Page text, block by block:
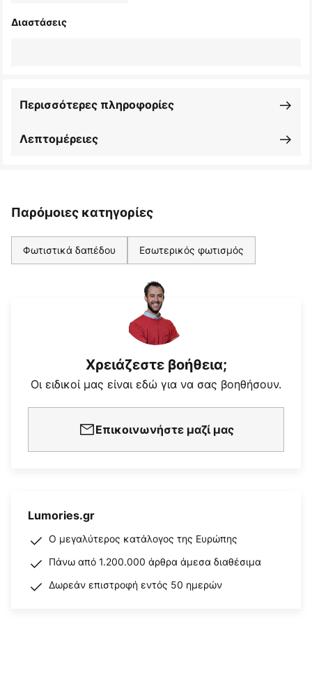
Διαστάσεις
Λεπτομέρειες
Περισσότερες πληροφορίες
Παρόμοιες κατηγορίες
Φωτιστικά δαπέδου Εσωτερικός φωτισμός
Χρειάζεστε βοήθεια;
Οι ειδικοί μας είναι εδώ για να σας βοηθήσουν.
Επικοινωνήστε μαζί μας
Lumories.gr
Ο μεγαλύτερος κατάλογος της Ευρώπης
Πάνω από 1.200.000 άρθρα άμεσα διαθέσιμα
Δωρεάν επιστροφή εντός 50 ημερών